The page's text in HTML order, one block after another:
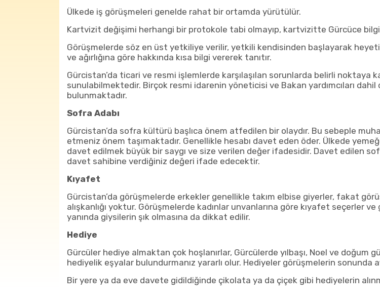
Ülkede iş görüşmeleri genelde rahat bir ortamda yürütülür.
Kartvizit değişimi herhangi bir protokole tabi olmayıp, kartvizitte Gürcüce
Görüşmelerde söz en üst yetkiliye verilir, yetkili kendisinden başlayarak
ve ağırlığına göre hakkında kısa bilgi vererek tanıtır.
Gürcistan’da ticari ve resmi işlemlerde karşılaşılan sorunlarda belirli
sunulabilmektedir. Birçok resmi idarenin yöneticisi ve Bakan yardımcıları
bulunmaktadır.
Sofra Adabı
Gürcistan’da sofra kültürü başlıca önem atfedilen bir olaydır. Bu sebeple
etmeniz önem taşımaktadır. Genellikle hesabı davet eden öder. Ülkede
davet edilmek büyük bir saygı ve size verilen değer ifadesidir. Davet edilen
davet sahibine verdiğiniz değeri ifade edecektir.
Kıyafet
Gürcistan’da görüşmelerde erkekler genellikle takım elbise giyerler, fakat
alışkanlığı yoktur. Görüşmelerde kadınlar unvanlarına göre kıyafet seçerler
yanında giysilerin şık olmasına da dikkat edilir.
Hediye
Gürcüler hediye almaktan çok hoşlanırlar, Gürcülerde yılbaşı, Noel ve doğum
hediyelik eşyalar bulundurmanız yararlı olur. Hediyeler görüşmelerin sonunda
Bir yere ya da eve davete gidildiğinde çikolata ya da çiçek gibi hediyelerin